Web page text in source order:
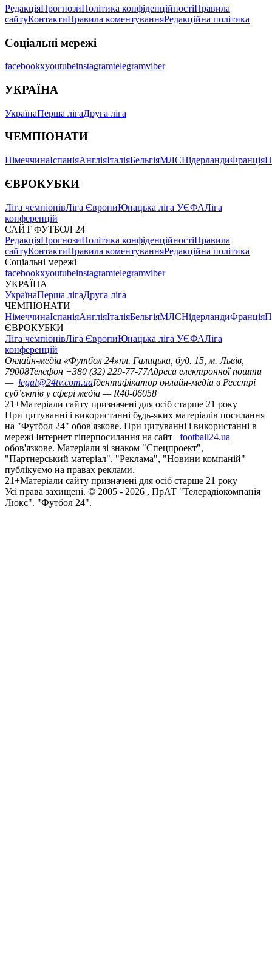
РедакціяПрогнозиПолітика конфіденційностіПравила
сайтуКонтактиПравила коментуванняРедакційна політика
Соціальні мережі
facebookxyoutubeinstagramtelegramviber
УКРАЇНА
УкраїнаПерша лігаДруга ліга
ЧЕМПІОНАТИ
НімеччинаІспаніяАнгліяІталіяБельгіяМЛСНідерландиФранція
ЄВРОКУБКИ
Ліга чемпіонівЛіга ЄвропиЮнацька ліга УЄФАЛіга
конференцій
САЙТ ФУТБОЛ 24
РедакціяПрогнозиПолітика конфіденційностіПравила
сайтуКонтактиПравила коментуванняРедакційна політика
Соціальні мережі
facebookxyoutubeinstagramtelegramviber
УКРАЇНА
УкраїнаПерша лігаДруга ліга
ЧЕМПІОНАТИ
НімеччинаІспаніяАнгліяІталіяБельгіяМЛСНідерландиФранція
ЄВРОКУБКИ
Ліга чемпіонівЛіга ЄвропиЮнацька ліга УЄФАЛіга
конференцій
Онлайн-медіа «Футбол 24»пл. Галицька, буд. 15, м. Львів,
79008Телефон +380 (32) 229-77-77Адреса електронної пошти
— legal@24tv.com.uaІдентифікатор онлайн-медіа в Реєстрі
суб’єктів у сфері медіа — R40-06058
21+Матеріали сайту призначені для осіб старше 21 року
При цитуванні і використанні будь-яких матеріалів посилання
на "Футбол 24" обов'язкове. При цитуванні і використанні в
мережі Інтернет гіперпосилання на сайт
football24.ua
обов'язкове. Матеріали зі знаком "Спецпроект",
"Партнерський матеріал", "Реклама", "Новини компаній"
публікуємо на правах реклами.
21+Матеріали сайту призначені для осіб старше 21 року
Усi права захищенi. © 2005 - 2026 , ПрАТ "Телерадіокомпанія
Люкс". "Футбол 24".